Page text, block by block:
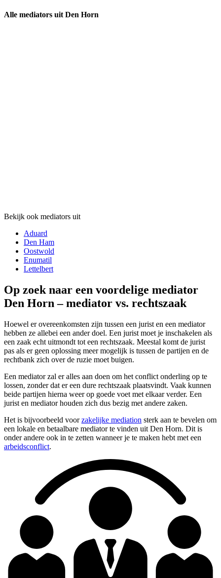
Alle mediators uit Den Horn
Bekijk ook mediators uit
Aduard
Den Ham
Oostwold
Enumatil
Lettelbert
Op zoek naar een voordelige mediator
Den Horn – mediator vs. rechtszaak
Hoewel er overeenkomsten zijn tussen een jurist en een mediator
hebben ze allebei een ander doel. Een jurist moet je inschakelen als
een zaak echt uitmondt tot een rechtszaak. Meestal komt de jurist
pas als er geen oplossing meer mogelijk is tussen de partijen en de
rechtbank zich over de ruzie moet buigen.
Een mediator zal er alles aan doen om het conflict onderling op te
lossen, zonder dat er een dure rechtszaak plaatsvindt. Vaak kunnen
beide partijen hierna weer op goede voet met elkaar verder. Een
jurist en mediator houden zich dus bezig met andere zaken.
Het is bijvoorbeeld voorzakelijke mediation sterk aan te bevelen om
een lokale en betaalbare mediator te vinden uit Den Horn. Dit is
onder andere ook in te zetten wanneer je te maken hebt met een
arbeidsconflict.